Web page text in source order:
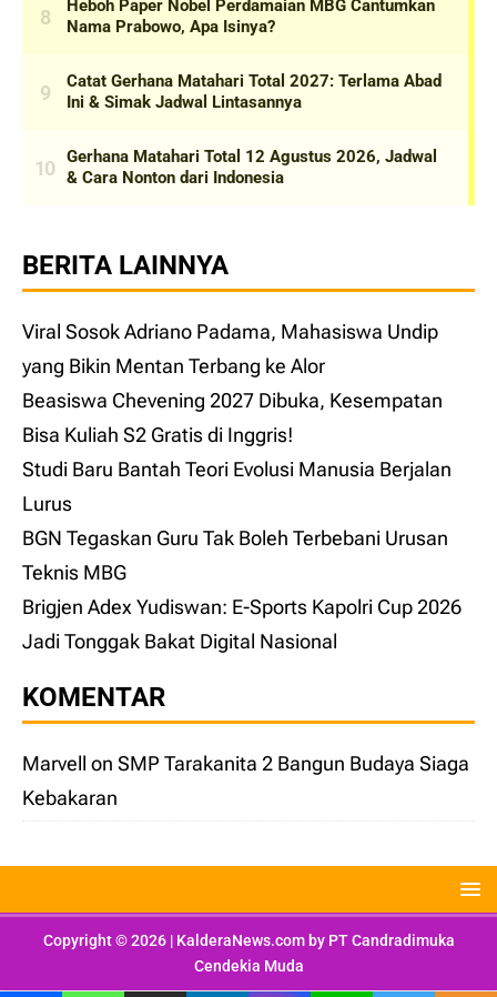
BERITA LAINNYA
Viral Sosok Adriano Padama, Mahasiswa Undip
yang Bikin Mentan Terbang ke Alor
Beasiswa Chevening 2027 Dibuka, Kesempatan
Bisa Kuliah S2 Gratis di Inggris!
Studi Baru Bantah Teori Evolusi Manusia Berjalan
Lurus
BGN Tegaskan Guru Tak Boleh Terbebani Urusan
Teknis MBG
Brigjen Adex Yudiswan: E-Sports Kapolri Cup 2026
Jadi Tonggak Bakat Digital Nasional
KOMENTAR
Marvell on SMP Tarakanita 2 Bangun Budaya Siaga
Kebakaran
Copyright © 2026 | KalderaNews.com by PT Candradimuka
Cendekia Muda